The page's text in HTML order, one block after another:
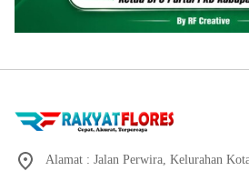
Alamat : Jalan Perwira, Kelurahan